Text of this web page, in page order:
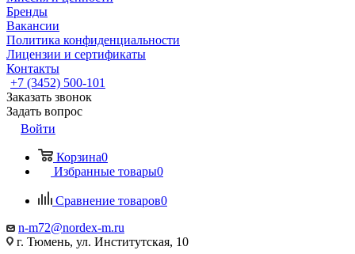
Бренды
Вакансии
Политика конфиденциальности
Лицензии и сертификаты
Контакты
+7 (3452) 500-101
Заказать звонок
Задать вопрос
Войти
Корзина0
Избранные товары0
Сравнение товаров0
n-m72@nordex-m.ru
г. Тюмень, ул. Институтская, 10